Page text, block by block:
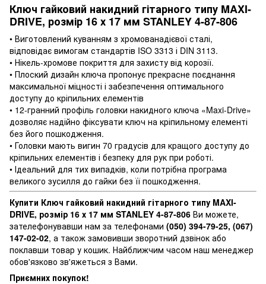
Ключ гайковий накидний гітарного типу MAXI-
DRIVE, розмір 16 х 17 мм STANLEY 4-87-806
• Виготовлений куванням з хромованадієвої сталі,
відповідає вимогам стандартів ISO 3313 і DIN 3113.
• Нікель-хромове покриття для захисту від корозії.
• Плоский дизайн ключа пропонує прекрасне поєднання
максимальної міцності і забезпечення оптимального
доступу до кріпильних елементів
• 12-гранний профіль головки накидного ключа «Maxi-Drive»
дозволяє надійно фіксувати ключ на кріпильному елементі
без його пошкодження.
• Головки мають вигин 70 градусів для кращого доступу до
кріпильних елементів і безпеку для рук при роботі.
• Ідеальний для тих випадків, коли потрібна програма
великого зусилля до гайки без її пошкодження.
Купити Ключ гайковий накидний гітарного типу MAXI-
DRIVE, розмір 16 х 17 мм STANLEY 4-87-806 Ви можете,
зателефонувавши нам за телефонами (050) 394-79-25, (067)
147-02-02, а також замовивши зворотний дзвінок або
поклавши товар у кошик. Найближчим часом наш менеджер
обов'язково зв'яжеться з Вами.
Приємних покупок!